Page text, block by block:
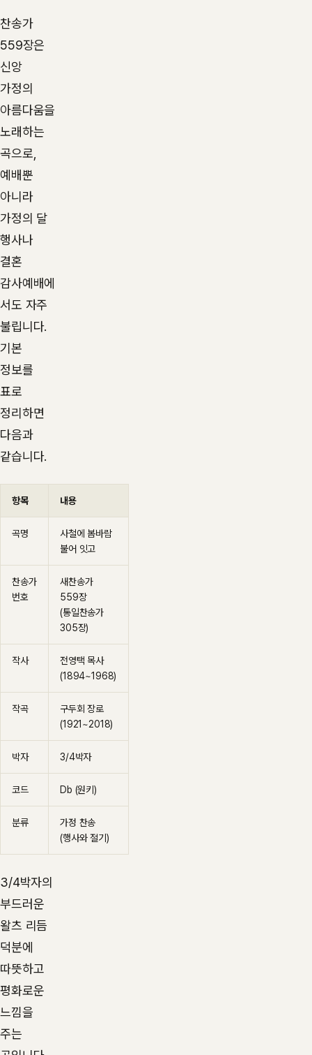
찬송가
559장은
신앙
가정의
아름다움을
노래하는
곡으로,
예배뿐
아니라
가정의 달
행사나
결혼
감사예배에
서도 자주
불립니다.
기본
정보를
표로
정리하면
다음과
같습니다.
항목 내용
곡명
사철에 봄바람
불어 잇고
찬송가
번호
새찬송가
559장
(통일찬송가
305장)
작사
전영택 목사
(1894~1968)
작곡
구두회 장로
(1921~2018)
박자 3/4박자
코드 Db (원키)
분류
가정 찬송
(행사와 절기)
3/4박자의
부드러운
왈츠 리듬
덕분에
따뜻하고
평화로운
느낌을
주는